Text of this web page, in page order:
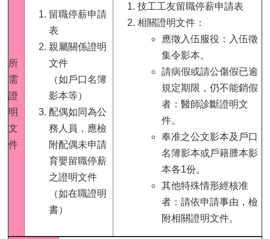
myNTU
所
需
證
明
文
件
留職停薪申請
表
親屬關係證明
文件
（如戶口名簿
影本等）
配偶如同為公
務人員，應檢
附配偶未申請
育嬰留職停薪
之證明文件
（如在職證明
書）
技工工友留職停薪申請表
相關證明文件：
應徵入伍服役：入伍徵
集令影本。
請病假或請公傷假已逾
規定期限，仍不能銷假
者：醫師診斷證明文
件。
奉准之公文影本及戶口
名簿影本或戶籍謄本影
本各1份。
其他特殊情形經核准
者：請依申請事由，檢
附相關證明文件。